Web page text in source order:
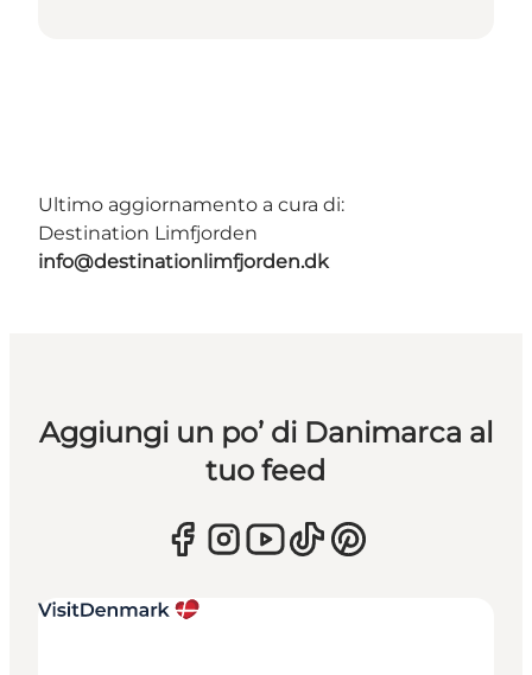
Ultimo aggiornamento a cura di:
Destination Limfjorden
info@destinationlimfjorden.dk
Aggiungi un po’ di Danimarca al
tuo feed